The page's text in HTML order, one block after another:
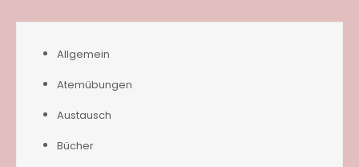
Allgemein
Atemübungen
Austausch
Bücher